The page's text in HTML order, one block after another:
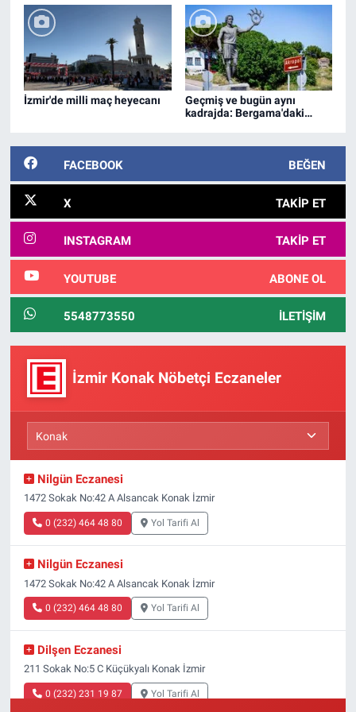
İzmir'de milli maç heyecanı
Geçmiş ve bugün aynı
kadrajda: Bergama'daki
FACEBOOK BEĞEN
X TAKIP ET
INSTAGRAM TAKIP ET
YOUTUBE ABONE OL
5548773550 İLETIŞIM
İzmir Konak Nöbetçi Eczaneler
Nilgün Eczanesi
1472 Sokak No:42 A Alsancak Konak İzmir
0 (232) 464 48 80 Yol Tarifi Al
Nilgün Eczanesi
1472 Sokak No:42 A Alsancak Konak İzmir
0 (232) 464 48 80 Yol Tarifi Al
Dilşen Eczanesi
211 Sokak No:5 C Küçükyalı Konak İzmir
0 (232) 231 19 87 Yol Tarifi Al